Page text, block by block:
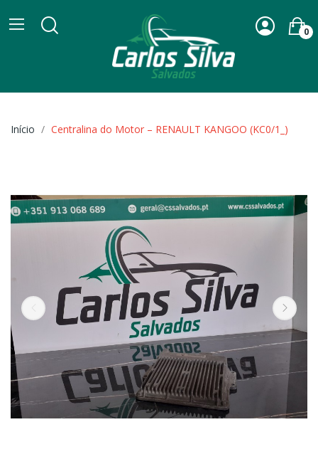
0
Início Centralina do Motor – RENAULT KANGOO (KC0/1_)